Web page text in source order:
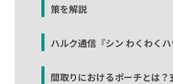
策を解説
ハルク通信『シン わくわくハ
間取りにおけるポーチとは？